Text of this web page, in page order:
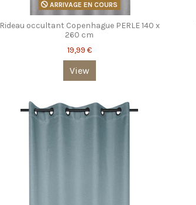
ARRIVAGE EN COURS
Rideau occultant Copenhague PERLE 140 x
260 cm
19,99 €
View